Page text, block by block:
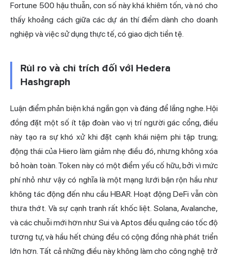
Fortune 500 hậu thuẫn, con số này khá khiêm tốn, và nó cho
thấy khoảng cách giữa các dự án thí điểm dành cho doanh
nghiệp và việc sử dụng thực tế, có giao dịch tiền tệ.
Rủi ro và chỉ trích đối với Hedera
Hashgraph
Luận điểm phản biện khá ngắn gọn và đáng để lắng nghe. Hội
đồng đặt một số ít tập đoàn vào vị trí người gác cổng, điều
này tạo ra sự khó xử khi đặt cạnh khái niệm phi tập trung;
động thái của Hiero làm giảm nhẹ điều đó, nhưng không xóa
bỏ hoàn toàn. Token này có một điểm yếu cố hữu, bởi vì mức
phí nhỏ như vậy có nghĩa là một mạng lưới bận rộn hầu như
không tác động đến nhu cầu HBAR. Hoạt động DeFi vẫn còn
thưa thớt. Và sự cạnh tranh rất khốc liệt. Solana, Avalanche,
và các chuỗi mới hơn như Sui và Aptos đều quảng cáo tốc độ
tương tự, và hầu hết chúng đều có cộng đồng nhà phát triển
lớn hơn. Tất cả những điều này không làm cho công nghệ trở